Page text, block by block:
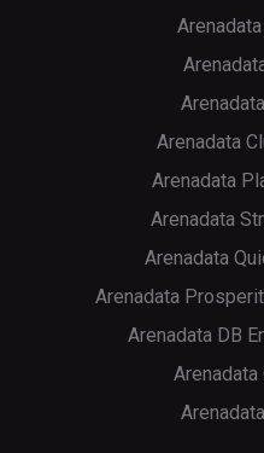
Arenadata
Arenadata
Arenadata
Arenadata
Arenadata
Arenadata DB